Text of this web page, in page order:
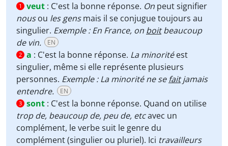
1 veut : C'est la bonne réponse. On peut signifier
nousou les gensmais il se conjugue toujours au
singulier. Exemple : En France, on boitbeaucoup
de vin.
EN
2 a : C'est la bonne réponse. La minoritéest
singulier, même si elle représente plusieurs
personnes. Exemple : La minorité ne sefaitjamais
entendre.
EN
3 sont : C'est la bonne réponse. Quand on utilise
trop de, beaucoup de, peu de, etcavec un
complément, le verbe suit le genre du
complément (singulier ou pluriel). Ici travailleurs